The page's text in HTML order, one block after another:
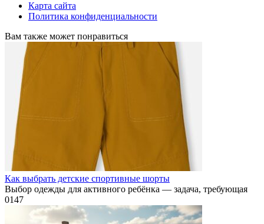
Карта сайта
Политика конфиденциальности
Вам также может понравиться
Как выбрать детские спортивные шорты
Выбор одежды для активного ребёнка — задача, требующая
0147